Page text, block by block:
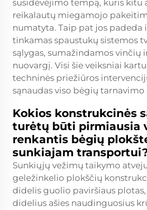
susidėvėjimo tempą, kuris kitu
reikalautų miegamojo
numatyta. Taip pat jos padeda
tinkamas spaustukų sistemos
sąlygas, sumažindamos vinčių
nuovargį. Visi šie veiksniai
techninės priežiūros
sąnaudas viso bėgių
Kokios konstrukcinės
turėtų būti pirmiausia
renkantis bėgių
sunkiajam
Sunkiųjų vežimų taikymo
geležinkelio plokščių
didelis guolio paviršiaus
didelius ašies naudinguosius